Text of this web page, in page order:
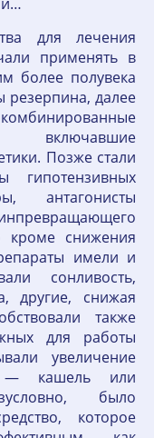
для лечения
применять в
более полувека
далее
включавшие
Позже стали
гипотензивных
антагонисты
снижения
имели и
сонливость,
другие, снижая
также
для работы
увеличение
— кашель или
было
которое